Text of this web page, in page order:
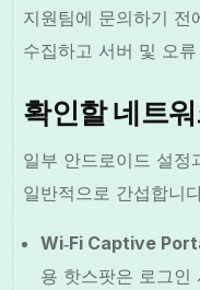
지원팀에 문의하기 전
수집하고 서버 및 오
확인할 네트
일부 안드로이드 설정
일반적으로 간섭합니
Wi‑Fi Captive
용 핫스팟은 로그인